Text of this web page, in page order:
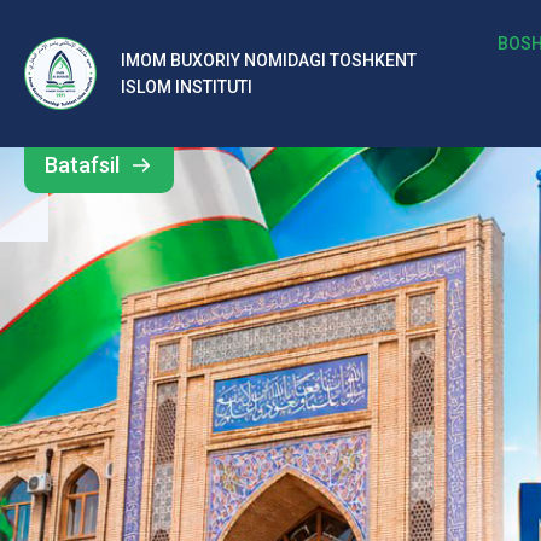
IMOM BUXORIY NOMIDAGI TOSHKENT
ISLOM INSTITUTI
b
al
ar
o‘
rt
a
si
d
Barcha
yangiliklar
Batafsil